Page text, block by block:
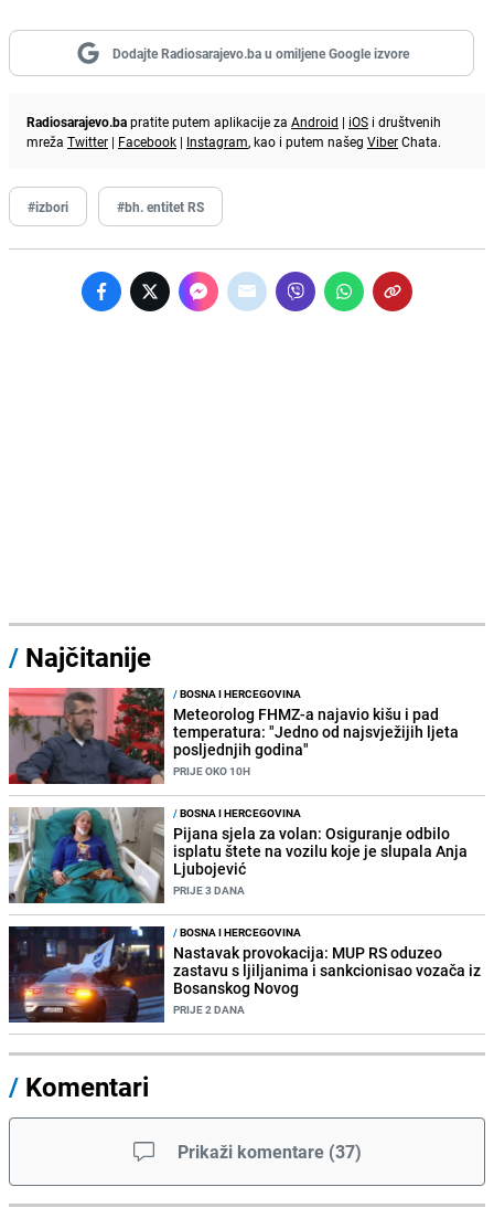
Dodajte Radiosarajevo.ba u omiljene Google izvore
Radiosarajevo.bapratite putem aplikacije za Android | iOS i društvenih
mreža Twitter | Facebook | Instagram, kao i putem našeg ViberChata.
#izbori #bh. entitet RS
/ Najčitanije
/BOSNA I HERCEGOVINA
Meteorolog FHMZ-a najavio kišu i pad
temperatura: "Jedno od najsvježijih ljeta
posljednjih godina"
PRIJE OKO 10H
/BOSNA I HERCEGOVINA
Pijana sjela za volan: Osiguranje odbilo
isplatu štete na vozilu koje je slupala Anja
Ljubojević
PRIJE 3 DANA
/BOSNA I HERCEGOVINA
Nastavak provokacija: MUP RS oduzeo
zastavu s ljiljanima i sankcionisao vozača iz
Bosanskog Novog
PRIJE 2 DANA
/ Komentari
Prikaži komentare (37)